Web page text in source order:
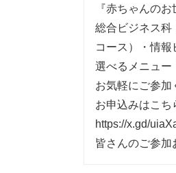
『赤ちゃんの
総合ビジネス科
コース）・情報
選べるメニュー
お気軽にご参加
お申込みはこち
https://x.gd/
皆さんのご参加